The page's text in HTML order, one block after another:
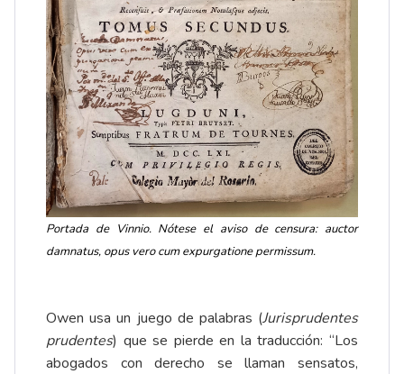
Portada de Vinnio. Nótese el aviso de censura: auctor
damnatus, opus vero cum expurgatione permissum.
Owen usa un juego de palabras (Jurisprudentes
prudentes) que se pierde en la traducción: “Los
abogados con derecho se llaman sensatos,